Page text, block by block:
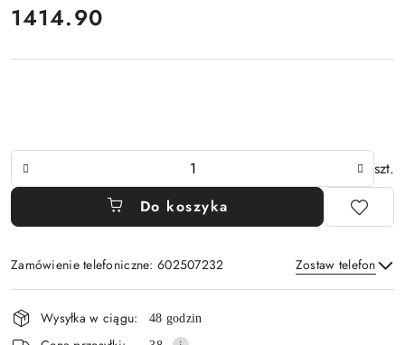
cena:
1414.90
szt.
Do koszyka
Zamówienie telefoniczne: 602507232 Zostaw telefon
i
Wysyłka w ciągu: 48 godzin